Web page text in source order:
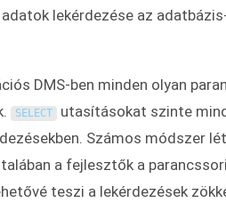
lekérdezése az
DMS-ben minden olyan
SELECT utasításokat szinte
Számos módszer
a fejlesztők a
teszi a lekérdezések